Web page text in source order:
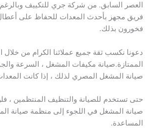
العصر السابق. من شركة جري للتكييف
فريق مجهز بأحدث المعدات للحفاظ على
فخورون بذلك.
دعونا نكسب ثقة جميع عملائنا الكرام من خلال
الممتازة.صيانة مكيفات المشغل ، السرعة
صيانة المشغل المصري لذلك ، إذا كانت
حتى تستخدم للصيانة والتنظيف المنتظمين ،
صيانة المشغل في اللجوء إلى منظمة صيانة
المساعدة.